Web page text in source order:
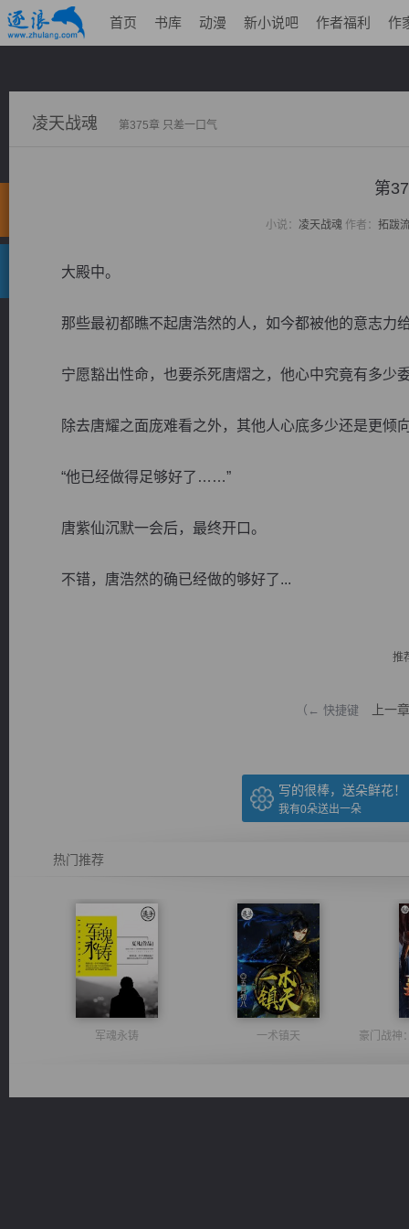
首页 书库 动漫 新小说吧 作者福利 作
凌天战魂 第375章 只差一口气
第
小说： 凌天战魂作者： 拓跋
大殿中。
那些最初都瞧不起唐浩然的人，如今都被他的意志力
宁愿豁出性命，也要杀死唐熠之，他心中究竟有多少
除去唐耀之面庞难看之外，其他人心底多少还是更倾
“他已经做得足够好了……”
唐紫仙沉默一会后，最终开口。
不错，唐浩然的确已经做的够好了...
推
（← 快捷键 上一章
写的很棒，送朵鲜花！
我有0朵送出一朵
热门推荐
军魂永铸 一术镇天